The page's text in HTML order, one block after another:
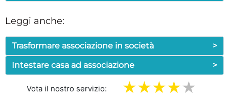
Leggi anche:
Trasformare associazione in società
>
Intestare casa ad associazione
>
Vota il nostro servizio: